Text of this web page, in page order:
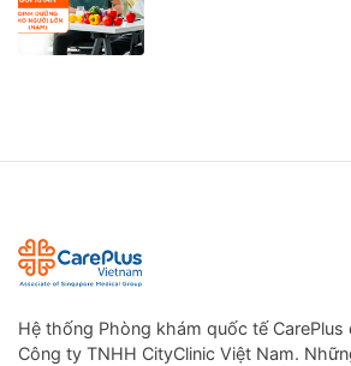
Hệ thống Phòng khám quốc tế
Công ty TNHH CityClinic Việt Nam.